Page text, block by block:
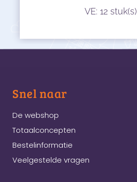
VE: 12 stuk(s)
Snel naar
De webshop
Totaalconcepten
Bestelinformatie
Veelgestelde vragen